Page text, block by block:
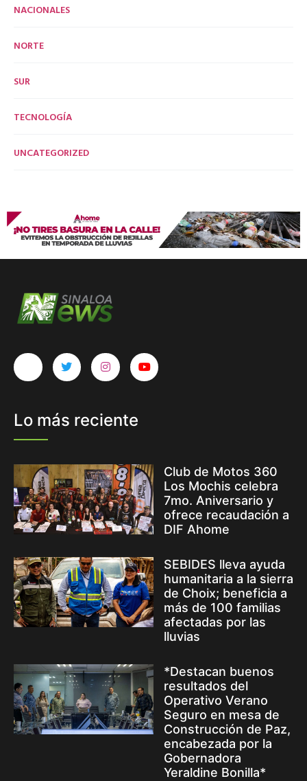
NACIONALES
NORTE
SUR
TECNOLOGÍA
UNCATEGORIZED
Lo más reciente
Club de Motos 360
Los Mochis celebra
7mo. Aniversario y
ofrece recaudación a
DIF Ahome
SEBIDES lleva ayuda
humanitaria a la sierra
de Choix; beneficia a
más de 100 familias
afectadas por las
lluvias
*Destacan buenos
resultados del
Operativo Verano
Seguro en mesa de
Construcción de Paz,
encabezada por la
Gobernadora
Yeraldine Bonilla*